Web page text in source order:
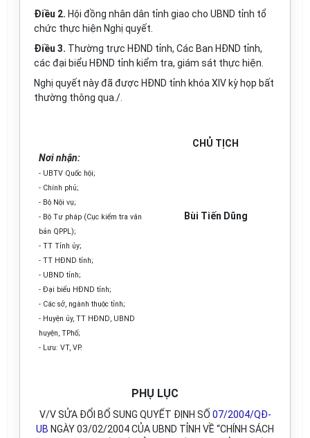
Điều 2. Hội đồng nhân dân tỉnh giao cho UBND tỉnh tổ
chức thực hiện Nghị quyết.
Điều 3. Thường trực HĐND tỉnh, Các Ban HĐND tỉnh,
các đại biểu HĐND tỉnh kiểm tra, giám sát thực hiện.
Nghị quyết này đã được HĐND tỉnh khóa XIV kỳ họp bất
thường thông qua./.
Nơi nhận:
- UBTV Quốc hội;
- Chính phủ;
- Bộ Nội vụ;
- Bộ Tư pháp (Cục kiểm tra văn
bản QPPL);
- TT Tỉnh ủy;
- TT HĐND tỉnh;
- UBND tỉnh;
-Đại biểu HĐND tỉnh;
- Các sở, ngành thuộc tỉnh;
- Huyện ủy, TT HĐND, UBND
huyện, TPhố;
- Lưu: VT, VP.
CHỦ TỊCH
Bùi Tiến Dũng
PHỤ LỤC
V/V SỬA ĐỔI BỔ SUNG QUYẾT ĐỊNH SỐ 07/2004/QĐ-
UB NGÀY 03/02/2004 CỦA UBND TỈNH VỀ “CHÍNH SÁCH